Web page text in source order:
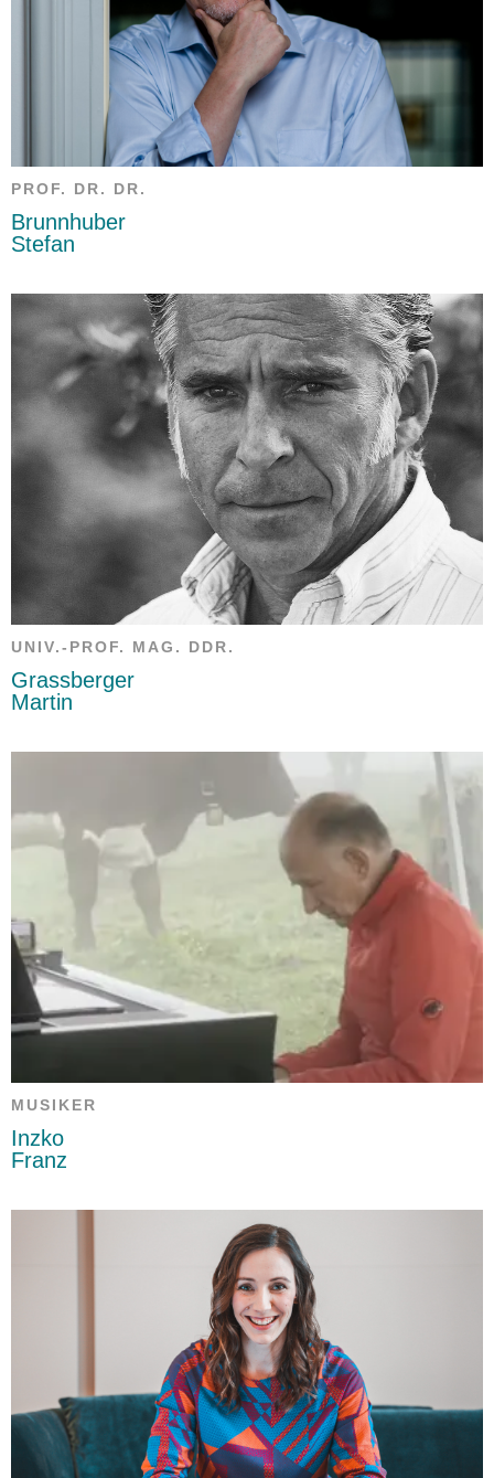
PROF. DR. DR.
Brunnhuber
Stefan
UNIV.-PROF. MAG. DDR.
Grassberger
Martin
MUSIKER
Inzko
Franz